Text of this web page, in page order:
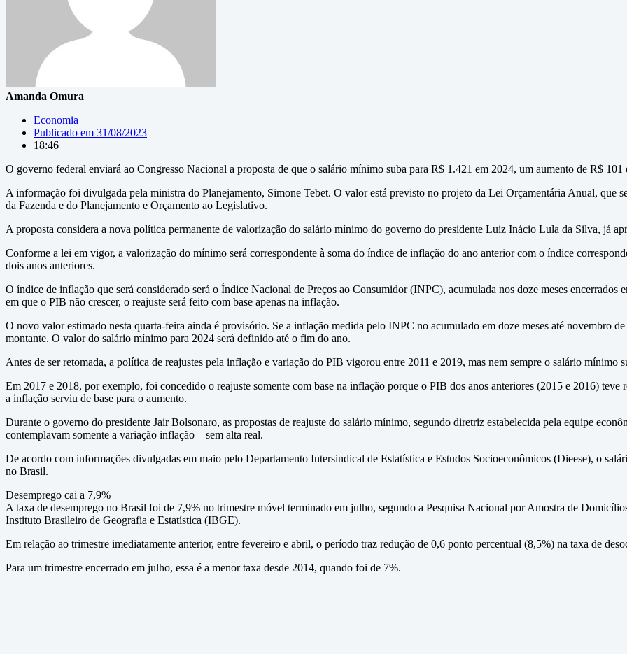
Amanda Omura
Economia
Publicado em 31/08/2023
18:46
O governo federal enviará ao Congresso Nacional a proposta de que o salário mínimo suba para R$ 1.421 em 2024, um aumento de R$
A informação foi divulgada pela ministra do Planejamento, Simone Tebet. O valor está previsto no projeto da Lei Orçamentária Anual, que
da Fazenda e do Planejamento e Orçamento ao Legislativo.
A proposta considera a nova política permanente de valorização do salário mínimo do governo do presidente Luiz Inácio Lula da Silva, já
Conforme a lei em vigor, a valorização do mínimo será correspondente à soma do índice de inflação do ano anterior com o índice
dois anos anteriores.
O índice de inflação que será considerado será o Índice Nacional de Preços ao Consumidor (INPC), acumulada nos doze meses
em que o PIB não crescer, o reajuste será feito com base apenas na inflação.
O novo valor estimado nesta quarta-feira ainda é provisório. Se a inflação medida pelo INPC no acumulado em doze meses até novembro
montante. O valor do salário mínimo para 2024 será definido até o fim do ano.
Antes de ser retomada, a política de reajustes pela inflação e variação do PIB vigorou entre 2011 e 2019, mas nem sempre o salário mínimo
Em 2017 e 2018, por exemplo, foi concedido o reajuste somente com base na inflação porque o PIB dos anos anteriores (2015 e 2016) teve
a inflação serviu de base para o aumento.
Durante o governo do presidente Jair Bolsonaro, as propostas de reajuste do salário mínimo, segundo diretriz estabelecida pela equipe
contemplavam somente a variação inflação – sem alta real.
De acordo com informações divulgadas em maio pelo Departamento Intersindical de Estatística e Estudos Socioeconômicos (Dieese), o
no Brasil.
Desemprego cai a 7,9%
A taxa de desemprego no Brasil foi de 7,9% no trimestre móvel terminado em julho, segundo a Pesquisa Nacional por Amostra de
Instituto Brasileiro de Geografia e Estatística (IBGE).
Em relação ao trimestre imediatamente anterior, entre fevereiro e abril, o período traz redução de 0,6 ponto percentual (8,5%) na taxa de
Para um trimestre encerrado em julho, essa é a menor taxa desde 2014, quando foi de 7%.